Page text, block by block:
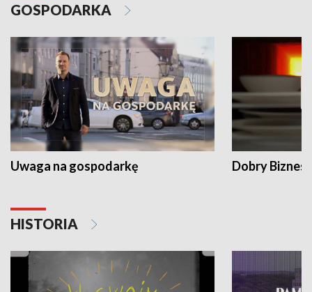
GOSPODARKA
Uwaga na gospodarkę Dobry Biznes
HISTORIA